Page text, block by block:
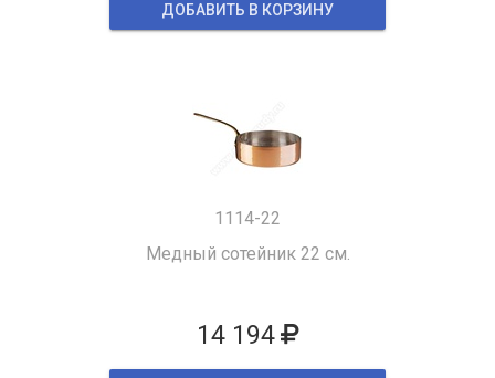
ДОБАВИТЬ В КОРЗИНУ
1114-22
Медный сотейник 22 см.
14 194